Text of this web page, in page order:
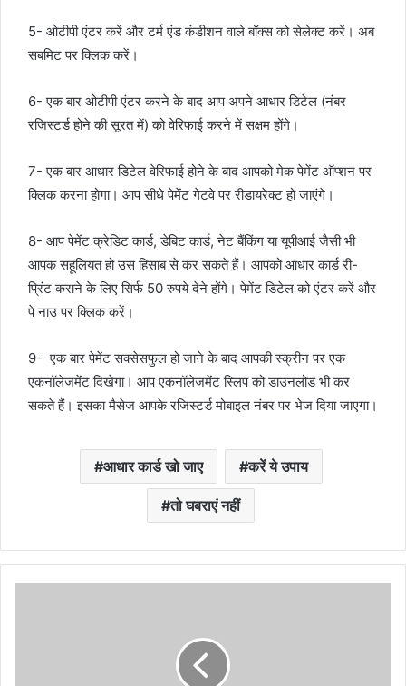
5- ओटीपी एंटर करें और टर्म एंड कंडीशन वाले बॉक्स को सेलेक्ट करें। अब
सबमिट पर क्लिक करें।
6- एक बार ओटीपी एंटर करने के बाद आप अपने आधार डिटेल (नंबर
रजिस्टर्ड होने की सूरत में) को वेरिफाई करने में सक्षम होंगे।
7- एक बार आधार डिटेल वेरिफाई होने के बाद आपको मेक पेमेंट ऑप्शन पर
क्लिक करना होगा। आप सीधे पेमेंट गेटवे पर रीडायरेक्ट हो जाएंगे।
8- आप पेमेंट क्रेडिट कार्ड, डेबिट कार्ड, नेट बैंकिंग या यूपीआई जैसी भी
आपक सहूलियत हो उस हिसाब से कर सकते हैं। आपको आधार कार्ड री-
प्रिंट कराने के लिए सिर्फ 50 रुपये देने होंगे। पेमेंट डिटेल को एंटर करें और
पे नाउ पर क्लिक करें।
9- एक बार पेमेंट सक्सेसफुल हो जाने के बाद आपकी स्क्रीन पर एक
एकनॉलेजमेंट दिखेगा। आप एकनॉलेजमेंट स्लिप को डाउनलोड भी कर
सकते हैं। इसका मैसेज आपके रजिस्टर्ड मोबाइल नंबर पर भेज दिया जाएगा।
आधार कार्ड खो जाए करें ये उपाय
तो घबराएं नहीं